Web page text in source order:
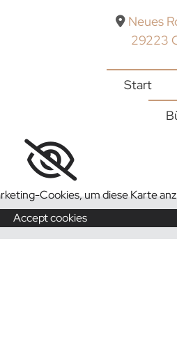
 Neues
29223
Start
Cookies, um diese Karte
Accept cookies